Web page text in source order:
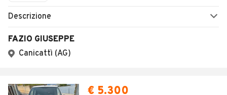
Descrizione
FAZIO GIUSEPPE
Canicattì (AG)
€ 5.300